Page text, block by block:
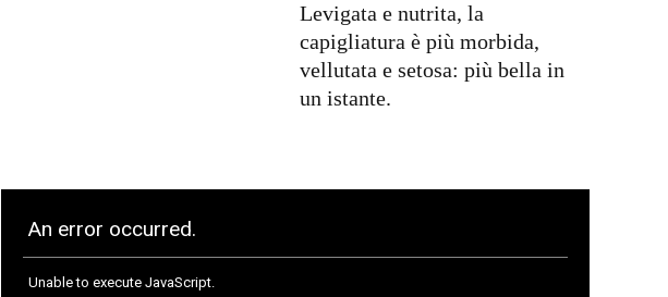
Levigata e nutrita, la
capigliatura è più morbida,
vellutata e setosa: più bella in
un istante.